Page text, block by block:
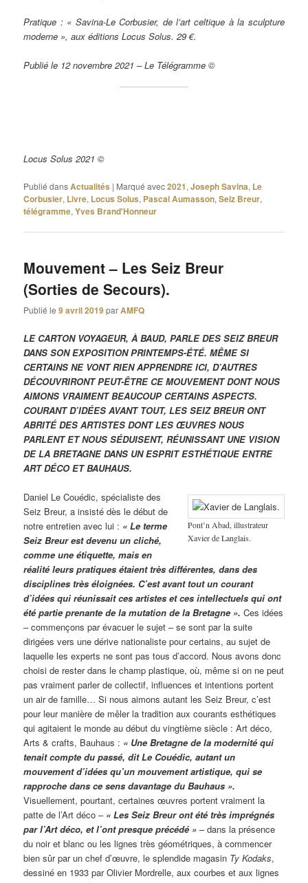
Pratique : « Savina-Le Corbusier, de l’art celtique à la sculpture
moderne », aux éditions Locus Solus. 29 €.
Publié le 12 novembre 2021 – Le Télégramme ©
Locus Solus 2021 ©
Publié dansActualités | Marqué avec2021,Joseph Savina, Le
Corbusier, Livre, Locus Solus, Pascal Aumasson,Seiz Breur,
télégramme,Yves Brand'Honneur
Mouvement – Les Seiz Breur
(Sorties de Secours).
Publié le9 avril 2019parAMFQ
LE CARTON VOYAGEUR, À BAUD, PARLE DES SEIZ BREUR
DANS SON EXPOSITION PRINTEMPS-ÉTÉ. MÊME SI
CERTAINS NE VONT RIEN APPRENDRE ICI, D’AUTRES
DÉCOUVRIRONT PEUT-ÊTRE CE MOUVEMENT DONT NOUS
AIMONS VRAIMENT BEAUCOUP CERTAINS ASPECTS.
COURANT D’IDÉES AVANT TOUT, LES SEIZ BREUR ONT
ABRITÉ DES ARTISTES DONT LES ŒUVRES NOUS
PARLENT ET NOUS SÉDUISENT, RÉUNISSANT UNE VISION
DE LA BRETAGNE DANS UN ESPRIT ESTHÉTIQUE ENTRE
ART DÉCO ET BAUHAUS.
Pont’n Abad, illustrateur
Xavier de Langlais.
Daniel Le Couédic, spécialiste des
Seiz Breur, a insisté dès le début de
notre entretien avec lui : « Le terme
Seiz Breur est devenu un cliché,
comme une étiquette, mais en
réalité leurs pratiques étaient très différentes, dans des
disciplines très éloignées. C’est avant tout un courant
d’idées qui réunissait ces artistes et ces intellectuels qui ont
été partie prenante de la mutation de la Bretagne ».Ces idées
– commençons par évacuer le sujet – se sont par la suite
dirigées vers une dérive nationaliste pour certains, au sujet de
laquelle les experts ne sont pas tous d’accord. Nous avons donc
choisi de rester dans le champ plastique, où, même si on ne peut
pas vraiment parler de collectif, influences et intentions portent
un air de famille… Si nous aimons autant les Seiz Breur, c’est
pour leur manière de mêler la tradition aux courants esthétiques
qui agitaient le monde au début du vingtième siècle : Art déco,
Arts & crafts, Bauhaus : « Une Bretagne de la modernité qui
tenait compte du passé, dit Le Couédic, autant un
mouvement d’idées qu’un mouvement artistique, qui se
rapproche dans ce sens davantage du Bauhaus ».
Visuellement, pourtant, certaines œuvres portent vraiment la
patte de l’Art déco – « Les Seiz Breur ont été très imprégnés
par l’Art déco, et l’ont presque précédé »– dans la présence
du noir et blanc ou les lignes très géométriques, à commencer
bien sûr par un chef d’œuvre, le splendide magasin Ty Kodaks,
dessiné en 1933 par Olivier Mordrelle, aux courbes et aux lignes